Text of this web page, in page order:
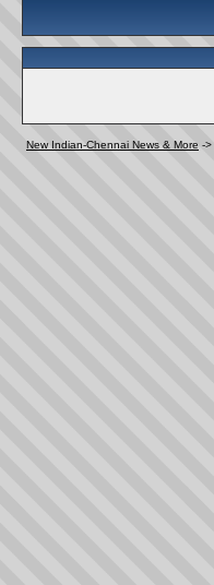
New Indian-Chennai News & More ->